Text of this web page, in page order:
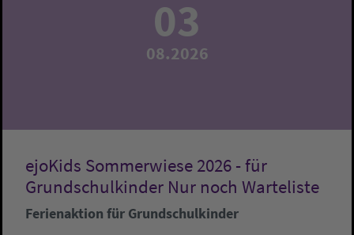
03
08.2026
ejoKids Sommerwiese 2026 - für
Grundschulkinder Nur noch Warteliste
Ferienaktion für Grundschulkinder